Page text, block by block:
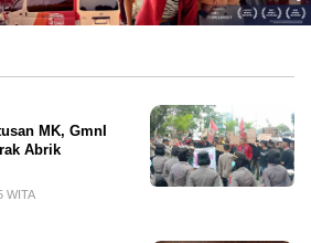
MK, GmnI
Abrik
WITA